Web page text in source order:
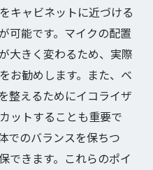
キャビネットに近づける
可能です。マイクの配置
大きく変わるため、実際
お勧めします。また、ベ
整えるためにイコライザ
ットすることも重要で
でのバランスを保ちつ
できます。これらのポイ